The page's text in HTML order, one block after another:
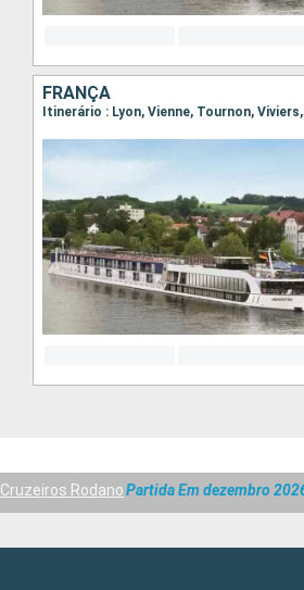
FRANÇA
Itinerário : Lyon, Vienne, Tournon,
Cruzeiros RodanoPartida Em dezembro